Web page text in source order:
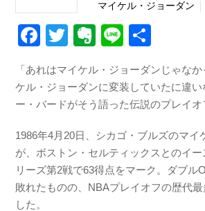
マイケル・ジョーダン
F
c
e
o
o
k
T
tt
er
E
er
n
e
Li
e
「あれはマイケル・ジョーダンじゃな
ケル・ジョーダンに変装していたに違い
ー・バードがそう語った伝説のプレイオ
1986年4月20日、シカゴ・ブルズのマイ
が、ボストン・セルティックスとのイ
リーズ第2戦で63得点をマーク。ダブル
敗れたものの、NBAプレイオフの歴代
した。